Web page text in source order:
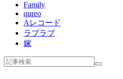
Family
qureo
Aレコード
ラブラブ
嫁